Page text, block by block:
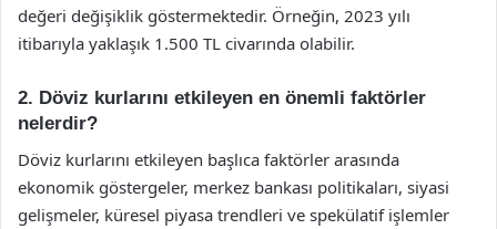
değeri değişiklik göstermektedir. Örneğin, 2023 yılı
itibarıyla yaklaşık 1.500 TL civarında olabilir.
2. Döviz kurlarını etkileyen en önemli faktörler
nelerdir?
Döviz kurlarını etkileyen başlıca faktörler arasında
ekonomik göstergeler, merkez bankası politikaları, siyasi
gelişmeler, küresel piyasa trendleri ve spekülatif işlemler